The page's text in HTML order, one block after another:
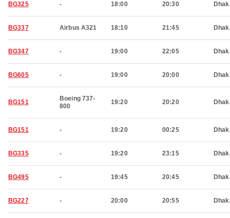
BG325 - 18:00 20:30
BG337 Airbus A321 18:10 21:45
BG347 - 19:00 22:05
BG605 - 19:00 20:00
BG151
Boeing 737-
800
19:20 20:20
BG151 - 19:20 00:25
BG335 - 19:20 23:15
BG495 - 19:45 20:45
BG227 - 20:00 20:55